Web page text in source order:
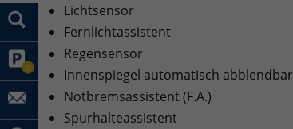
0
Lichtsensor
Fernlichtassistent
Regensensor
Innenspiegel automatisch abblendbar
Notbremsassistent (F.A.)
Spurhalteassistent